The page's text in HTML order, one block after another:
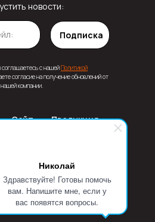
Николай
Здравствуйте! Готовы помочь
вам. Напишите мне, если у
вас появятся вопросы.
новости:
Подписка
с нашейПолитикой
согласие на получение обновлений от
нашей компании.
Продукция
Полотенца
Подушки
Одеяла
Сайт
FAQ